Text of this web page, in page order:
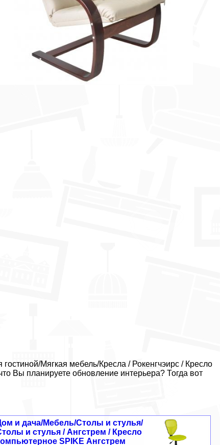
Мягкая мебель/Кресла / Рокенгчэирс / Кресло
Вы планируете обновление интерьера? Тогда вот
и дача/Мебель/Столы и стулья/
и стулья / Ангстрем / Кресло
SPIKE Ангстрем